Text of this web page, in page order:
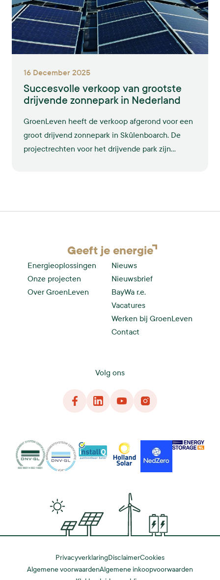
16 December 2025
Succesvolle verkoop van grootste
drijvende zonnepark in Nederland
GroenLeven heeft de verkoop afgerond voor een
groot drijvend zonnepark in Skûlenboarch. De
projectrechten voor het drijvende park zijn
Geeft je energie
Energieoplossingen
Onze projecten
Over GroenLeven
Nieuws
Nieuwsbrief
BayWa r.e.
Vacatures
Werken bij GroenLeven
Contact
Volg ons
FacebookLinkedInYouTubeInstagram
DNG VCA InstallQ Holland SolarNedZero Energy
PrivacyverklaringDisclaimerCookies
Algemene voorwaardenAlgemene inkoopvoorwaarden